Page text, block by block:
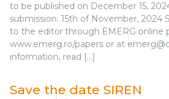
to be published on December 15,
submission: 15th of November, 2024
to the editor through EMERG online
www.emerg.ro/papers or at
information, read […]
Save the date SIREN